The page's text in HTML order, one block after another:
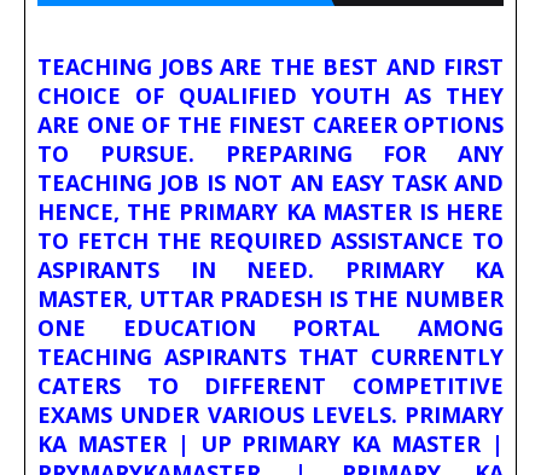
TEACHING JOBS ARE THE BEST AND FIRST
CHOICE OF QUALIFIED YOUTH AS THEY
ARE ONE OF THE FINEST CAREER OPTIONS
TO PURSUE. PREPARING FOR ANY
TEACHING JOB IS NOT AN EASY TASK AND
HENCE, THE PRIMARY KA MASTER IS HERE
TO FETCH THE REQUIRED ASSISTANCE TO
ASPIRANTS IN NEED. PRIMARY KA
MASTER, UTTAR PRADESH IS THE NUMBER
ONE EDUCATION PORTAL AMONG
TEACHING ASPIRANTS THAT CURRENTLY
CATERS TO DIFFERENT COMPETITIVE
EXAMS UNDER VARIOUS LEVELS. PRIMARY
KA MASTER | UP PRIMARY KA MASTER |